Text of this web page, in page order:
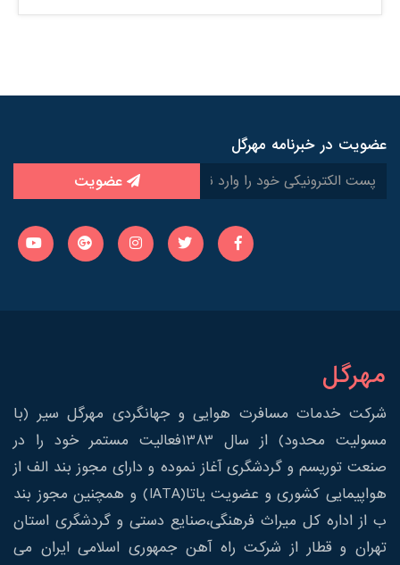
عضویت در خبرنامه مهرگل
عضویت
مهرگل
شرکت خدمات مسافرت هوایی و جهانگردی مهرگل سیر (با
مسولیت محدود) از سال 1383فعالیت مستمر خود را در
صنعت توریسم و گردشگری آغاز نموده و دارای مجوز بند الف از
هواپیمایی کشوری و عضویت یاتا(IATA) و همچنین مجوز بند
ب از اداره کل میراث فرهنگی،صنایع دستی و گردشگری استان
تهران و قطار از شرکت راه آهن جمهوری اسلامی ایران می